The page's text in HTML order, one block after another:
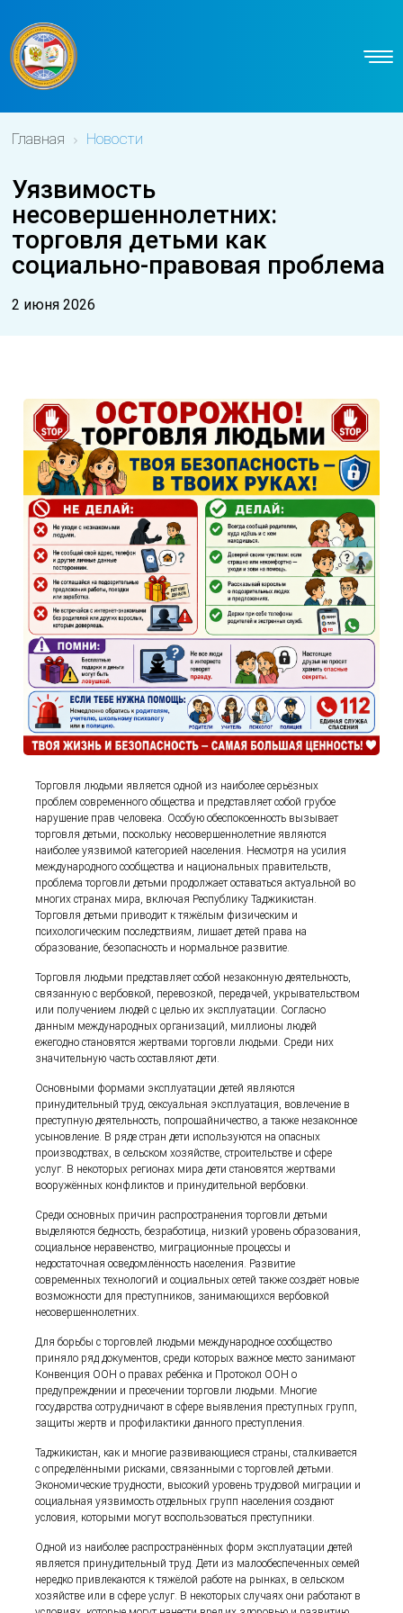
Главная Новости
Уязвимость
несовершеннолетних:
торговля детьми как
социально-правовая проблема
2 июня 2026
Торговля людьми является одной из наиболее серьёзных
проблем современного общества и представляет собой грубое
нарушение прав человека. Особую обеспокоенность вызывает
торговля детьми, поскольку несовершеннолетние являются
наиболее уязвимой категорией населения. Несмотря на усилия
международного сообщества и национальных правительств,
проблема торговли детьми продолжает оставаться актуальной во
многих странах мира, включая Республику Таджикистан.
Торговля детьми приводит к тяжёлым физическим и
психологическим последствиям, лишает детей права на
образование, безопасность и нормальное развитие.
Торговля людьми представляет собой незаконную деятельность,
связанную с вербовкой, перевозкой, передачей, укрывательством
или получением людей с целью их эксплуатации. Согласно
данным международных организаций, миллионы людей
ежегодно становятся жертвами торговли людьми. Среди них
значительную часть составляют дети.
Основными формами эксплуатации детей являются
принудительный труд, сексуальная эксплуатация, вовлечение в
преступную деятельность, попрошайничество, а также незаконное
усыновление. В ряде стран дети используются на опасных
производствах, в сельском хозяйстве, строительстве и сфере
услуг. В некоторых регионах мира дети становятся жертвами
вооружённых конфликтов и принудительной вербовки.
Среди основных причин распространения торговли детьми
выделяются бедность, безработица, низкий уровень образования,
социальное неравенство, миграционные процессы и
недостаточная осведомлённость населения. Развитие
современных технологий и социальных сетей также создаёт новые
возможности для преступников, занимающихся вербовкой
несовершеннолетних.
Для борьбы с торговлей людьми международное сообщество
приняло ряд документов, среди которых важное место занимают
Конвенция ООН о правах ребёнка и Протокол ООН о
предупреждении и пресечении торговли людьми. Многие
государства сотрудничают в сфере выявления преступных групп,
защиты жертв и профилактики данного преступления.
Таджикистан, как и многие развивающиеся страны, сталкивается
с определёнными рисками, связанными с торговлей детьми.
Экономические трудности, высокий уровень трудовой миграции и
социальная уязвимость отдельных групп населения создают
условия, которыми могут воспользоваться преступники.
Одной из наиболее распространённых форм эксплуатации детей
является принудительный труд. Дети из малообеспеченных семей
нередко привлекаются к тяжёлой работе на рынках, в сельском
хозяйстве или в сфере услуг. В некоторых случаях они работают в